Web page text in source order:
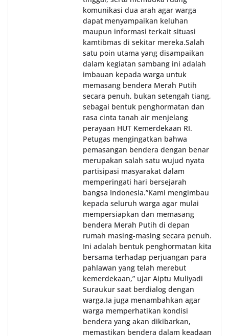
komunikasi dua arah agar warga
dapat menyampaikan keluhan
maupun informasi terkait situasi
kamtibmas di sekitar mereka.‎‎‎Salah
satu poin utama yang disampaikan
dalam kegiatan sambang ini adalah
imbauan kepada warga untuk
memasang bendera Merah Putih
secara penuh, bukan setengah tiang,
sebagai bentuk penghormatan dan
rasa cinta tanah air menjelang
perayaan HUT Kemerdekaan RI.
Petugas mengingatkan bahwa
pemasangan bendera dengan benar
merupakan salah satu wujud nyata
partisipasi masyarakat dalam
memperingati hari bersejarah
bangsa Indonesia.‎‎”Kami mengimbau
kepada seluruh warga agar mulai
mempersiapkan dan memasang
bendera Merah Putih di depan
rumah masing-masing secara penuh.
Ini adalah bentuk penghormatan kita
bersama terhadap perjuangan para
pahlawan yang telah merebut
kemerdekaan,” ujar Aiptu Muliyadi
Suraukur saat berdialog dengan
warga.‎‎Ia juga menambahkan agar
warga memperhatikan kondisi
bendera yang akan dikibarkan,
memastikan bendera dalam keadaan